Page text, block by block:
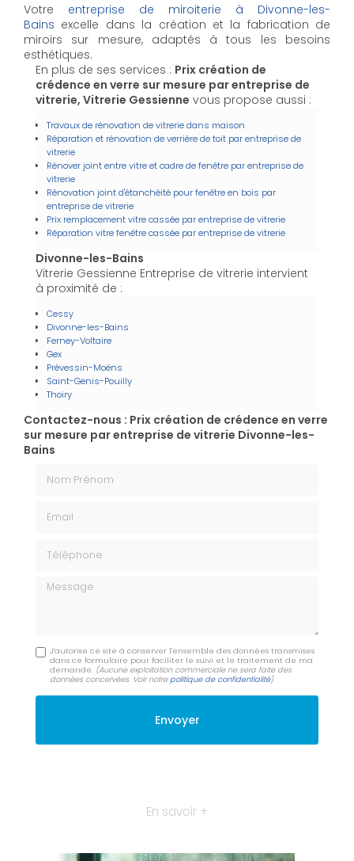
Votre entreprise de miroiterie à Divonne-les-
Bains excelle dans la création et la fabrication de
miroirs sur mesure, adaptés à tous les besoins
esthétiques.
En plus de ses services : Prix création de
crédence en verre sur mesure par entreprise de
vitrerie, Vitrerie Gessienne vous propose aussi :
Travaux de rénovation de vitrerie dans maison
Réparation et rénovation de verrière de toit par entreprise de
vitrerie
Rénover joint entre vitre et cadre de fenêtre par entreprise de
vitrerie
Rénovation joint d'étanchéité pour fenêtre en bois par
entreprise de vitrerie
Prix remplacement vitre cassée par entreprise de vitrerie
Réparation vitre fenêtre cassée par entreprise de vitrerie
Divonne-les-Bains
Vitrerie Gessienne Entreprise de vitrerie intervient
à proximité de :
Cessy
Divonne-les-Bains
Ferney-Voltaire
Gex
Prévessin-Moëns
Saint-Genis-Pouilly
Thoiry
Contactez-nous : Prix création de crédence en verre
sur mesure par entreprise de vitrerie Divonne-les-
Bains
Message
J'autorise ce site à conserver l'ensemble des données transmises
dans ce formulaire pour faciliter le suivi et le traitement de ma
demande. (Aucune exploitation commerciale ne sera faite des
données concervées. Voir notrepolitique de confidentialité)
En savoir +